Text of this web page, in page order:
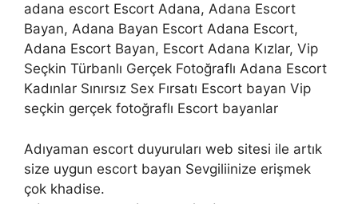
adana escort Escort Adana, Adana Escort
Bayan, Adana Bayan Escort Adana Escort,
Adana Escort Bayan, Escort Adana Kızlar, Vip
Seçkin Türbanlı Gerçek Fotoğraflı Adana Escort
Kadınlar Sınırsız Sex Fırsatı Escort bayan Vip
seçkin gerçek fotoğraflı Escort bayanlar
Adıyaman escort duyuruları web sitesi ile artık
size uygun escort bayan Sevgiliinize erişmek
çok khadise.